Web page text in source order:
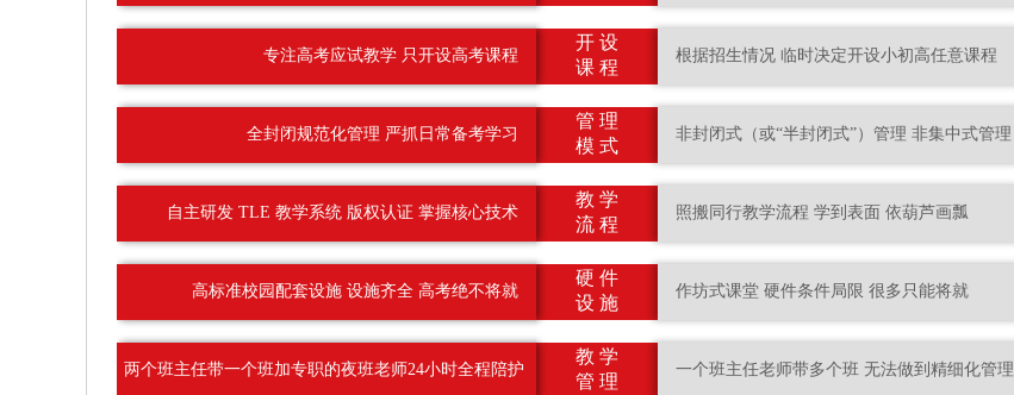
专注高考应试教学 只开设高考课程
全封闭规范化管理 严抓日常备考学习
自主研发 TLE 教学系统 版权认证 掌握核心技术
高标准校园配套设施 设施齐全 高考绝不将就
两个班主任带一个班加专职的夜班老师24小时全程陪护
开 设
课 程
管 理
模 式
教 学
流 程
硬 件
设 施
教 学
管 理
根据招生情况 临时决定开设小初高任意课程
非封闭式（或“半封闭式”）管理 非集中式管理
照搬同行教学流程 学到表面 依葫芦画瓢
作坊式课堂 硬件条件局限 很多只能将就
一个班主任老师带多个班 无法做到精细化管理